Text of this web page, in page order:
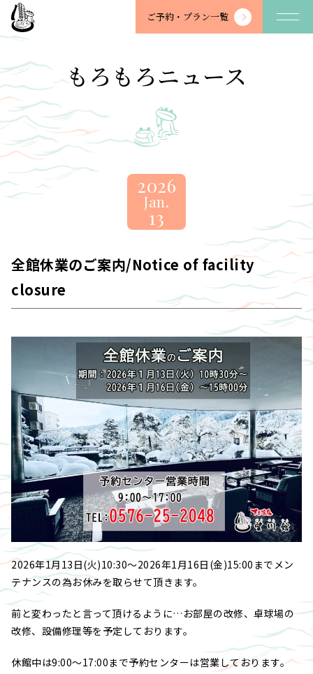
望
川
-
BOSENKAN
ご予約・ プラン一覧
もろもろニュース
2026
Jan.
13
全館休業のご案内/Notice of facility
closure
2026年1月13日(火)10:30～2026年1月16日(金)15:00までメン
テナンスの為お休みを取らせて頂きます。
前と変わったと言って頂けるように…お部屋の改修、卓球場の
改修、設備修理等を予定しております。
休館中は9:00～17:00まで予約センターは営業しております。